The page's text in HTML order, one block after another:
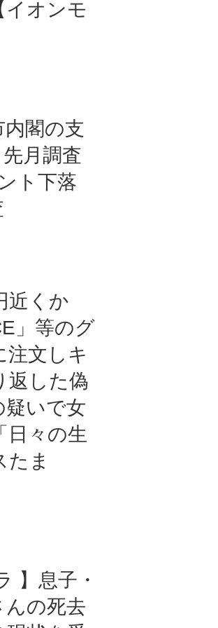
イオンモ
内閣の支
月調査
ト下落
近くか
」等のグ
注文しキ
返した偽
疑いで女
日々の生
たま
】息子・
んの死去